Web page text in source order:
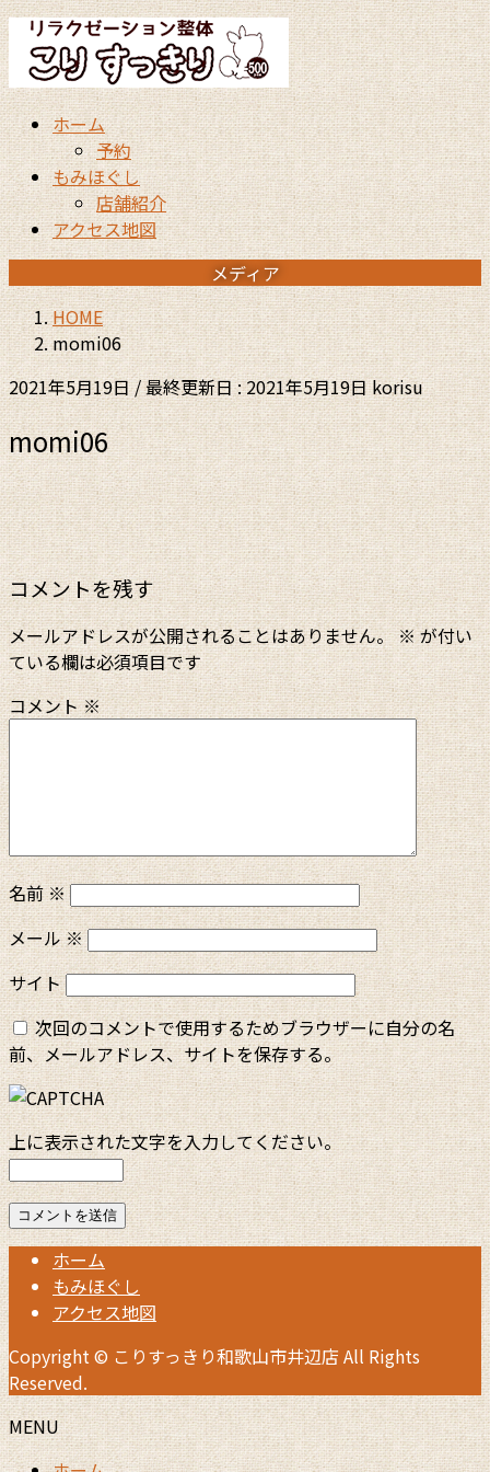
コ
ン
テ
ン
ツ
に
移
動
ナ
ビ
ゲ
ー
シ
ョ
ン
に
移
動
ホーム
予約
もみほぐし
店舗紹介
アクセス地図
メディア
HOME
momi06
2021年5月19日/ 最終更新日 :2021年5月19日 korisu
momi06
コメントを残す
メールアドレスが公開されることはありません。※が付い
ている欄は必須項目です
コメント※
名前※
メール※
サイト
次回のコメントで使用するためブラウザーに自分の名
前、メールアドレス、サイトを保存する。
上に表示された文字を入力してください。
ホーム
もみほぐし
アクセス地図
Copyright © こりすっきり和歌山市井辺店 All Rights
Reserved.
MENU